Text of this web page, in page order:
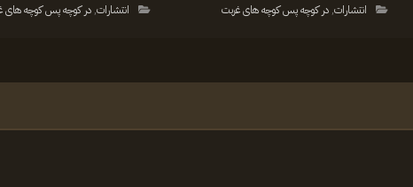
انتشارات,در کوچه پس کوچه های غربت انتشارات,در کوچه پس کوچه های